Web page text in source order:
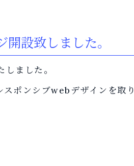
開設致しました。
ました。
ポンシブwebデザインを取